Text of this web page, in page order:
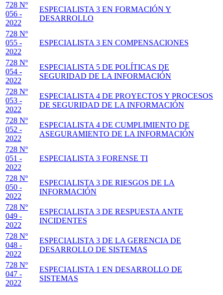
728 Nº
056 -
2022
ESPECIALISTA 3 EN FORMACIÓN Y
DESARROLLO
728 Nº
055 -
2022
ESPECIALISTA 3 EN COMPENSACIONES
728 Nº
054 -
2022
ESPECIALISTA 5 DE POLÍTICAS DE
SEGURIDAD DE LA INFORMACIÓN
728 Nº
053 -
2022
ESPECIALISTA 4 DE PROYECTOS Y PROCESOS
DE SEGURIDAD DE LA INFORMACIÓN
728 Nº
052 -
2022
ESPECIALISTA 4 DE CUMPLIMIENTO DE
ASEGURAMIENTO DE LA INFORMACIÓN
728 Nº
051 -
2022
ESPECIALISTA 3 FORENSE TI
728 Nº
050 -
2022
ESPECIALISTA 3 DE RIESGOS DE LA
INFORMACIÓN
728 Nº
049 -
2022
ESPECIALISTA 3 DE RESPUESTA ANTE
INCIDENTES
728 Nº
048 -
2022
ESPECIALISTA 3 DE LA GERENCIA DE
DESARROLLO DE SISTEMAS
728 Nº
047 -
2022
ESPECIALISTA 1 EN DESARROLLO DE
SISTEMAS